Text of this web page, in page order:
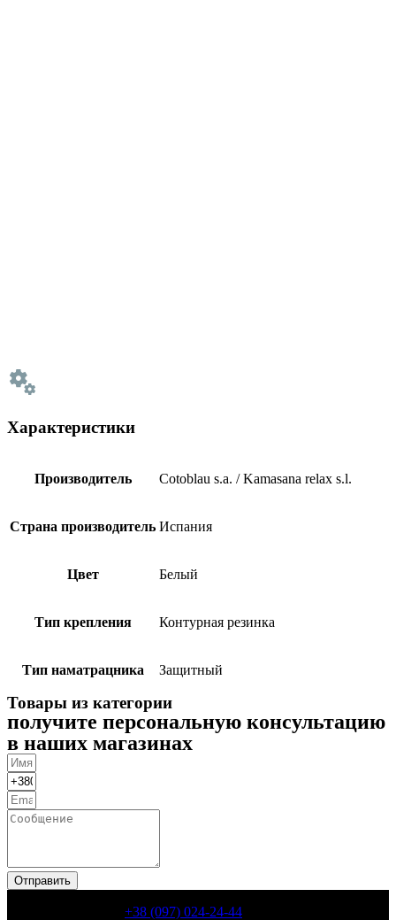
Характеристики
Производитель Cotoblau s.a. / Kamasana relax s.l.
Страна производитель Испания
Цвет Белый
Тип крепления Контурная резинка
Тип наматрацника Защитный
Товары из категории
получите персональную консультацию
в наших магазинах
Отправить
+38 (097) 024-24-44